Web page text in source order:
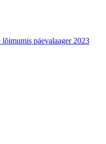
päevalaager 2023